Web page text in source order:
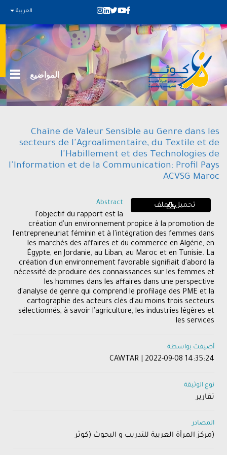
العربية
المواضيع
Chaîne de Valeur Sensible au Genre dans les
secteurs de l'Agroalimentaire, du Textile et de
l'Habillement et des Technologies de
l'Information et de la Communication: Profil Pays
ACVSG Maroc
تحميل الملف Abstract
l'objectif du rapport est la
création d'un environnement propice à la promotion de
l'entrepreneuriat féminin et à l'intégration des femmes dans
les marchés des affaires et du commerce en Algérie, en
Égypte, en Jordanie, au Liban, au Maroc et en Tunisie. La
création d'un environnement favorable signifiait d'abord la
nécessité de produire des connaissances sur les femmes et
les hommes dans les affaires dans une perspective
d'analyse de genre qui comprend le profilage des PME et la
cartographie des acteurs clés d'au moins trois secteurs
sélectionnés, à savoir l'agriculture, les industries légères et
les services
أضيفت بواسطة
CAWTAR | 2022-09-08 14:35:24
نوع الوثيقة
تقارير
المصادر
(مركز المرأة العربية للتدريب و البحوث (كوثر